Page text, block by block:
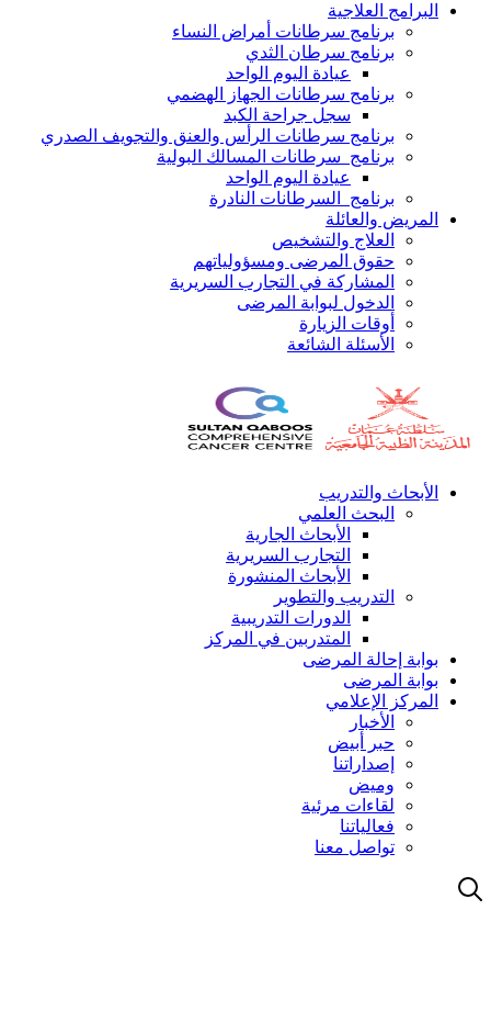
البرامج العلاجية
برنامج سرطانات أمراض النساء
برنامج سرطان الثدي
عيادة اليوم الواحد
برنامج سرطانات الجهاز الهضمي
سجل جراحة الكبد
برنامج سرطانات الرأس والعنق والتجويف الصدري
برنامج سرطانات المسالك البولية
عيادة اليوم الواحد
برنامج السرطانات النادرة
المريض والعائلة
العلاج والتشخيص
حقوق المرضى ومسؤولياتهم
المشاركة في التجارب السريرية
الدخول لبوابة المرضى
أوقات الزيارة
الأسئلة الشائعة
الأبحاث والتدريب
البحث العلمي
الأبحاث الجارية
التجارب السريرية
الأبحاث المنشورة
التدريب والتطوير
الدورات التدريبية
المتدربين في المركز
بوابة إحالة المرضى
بوابة المرضى
المركز الإعلامي
الأخبار
حبر أبيض
إصداراتنا
وميض
لقاءات مرئية
فعالياتنا
تواصل معنا